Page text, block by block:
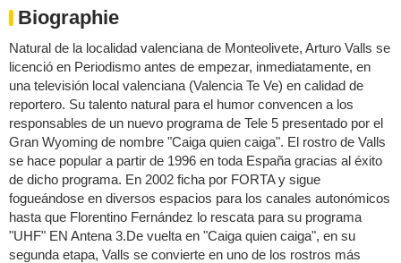
Biographie
Natural de la localidad valenciana de Monteolivete, Arturo Valls se
licenció en Periodismo antes de empezar, inmediatamente, en
una televisión local valenciana (Valencia Te Ve) en calidad de
reportero. Su talento natural para el humor convencen a los
responsables de un nuevo programa de Tele 5 presentado por el
Gran Wyoming de nombre "Caiga quien caiga". El rostro de Valls
se hace popular a partir de 1996 en toda España gracias al éxito
de dicho programa. En 2002 ficha por FORTA y sigue
fogueándose en diversos espacios para los canales autonómicos
hasta que Florentino Fernández lo rescata para su programa
"UHF" EN Antena 3.De vuelta en "Caiga quien caiga", en su
segunda etapa, Valls se convierte en uno de los rostros más